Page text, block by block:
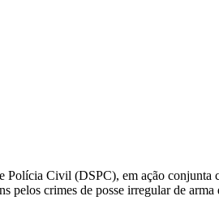
Civil (DSPC), em ação
crimes de posse irregular de